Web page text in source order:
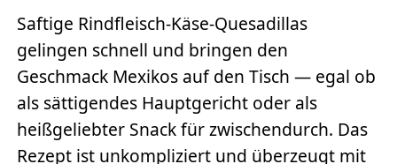
Saftige Rindfleisch-Käse-Quesadillas
gelingen schnell und bringen den
Geschmack Mexikos auf den Tisch — egal ob
als sättigendes Hauptgericht oder als
heißgeliebter Snack für zwischendurch. Das
Rezept ist unkompliziert und überzeugt mit